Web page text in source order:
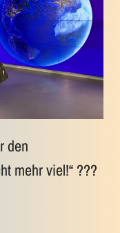
den
mehr viel!“ ???